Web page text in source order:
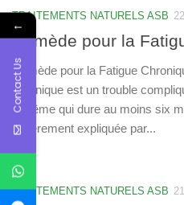
TRAITEMENTS NATURELS ASB
Remède pour la
Remède pour la Fatigue
chronique est un trouble
extrême qui dure au moins six
entièrement expliquée par...
TRAITEMENTS NATURELS ASB
←
Contact Us